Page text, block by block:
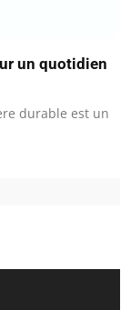
un quotidien
durable est un